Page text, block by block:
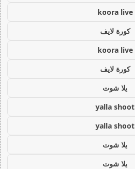
koora live
كورة لايف
koora live
كورة لايف
يلا شوت
yalla shoot
yalla shoot
يلا شوت
يلا شوت